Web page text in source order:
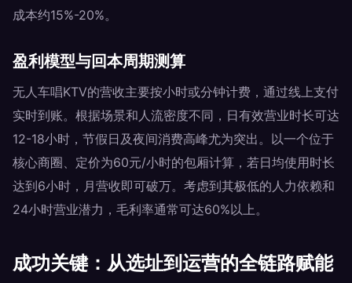
成本约15%-20%。
盈利模型与回本周期测算
无人车唱KTV的营收主要按小时或分钟计费，通过线上支付
实时到账。根据场景和人流密度不同，日有效营业时长可达
12-18小时，节假日及夜间消费高峰尤为突出。以一个位于
核心商圈、定价为60元/小时的包厢计算，若日均使用时长
达到6小时，月营收即可破万。考虑到其极低的人力依赖和
24小时营业潜力，毛利率通常可达60%以上。
成功关键：从选址到运营的全链路赋能